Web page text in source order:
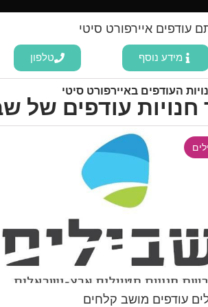
עודפים איירפורט סיטי
מידע נוסף טלפון
העודפים באיירפורט סיטי
חנויות עודפים של
עודפים מושב קלחים